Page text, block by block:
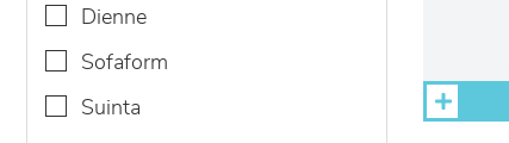
dienne
sofaform
suinta